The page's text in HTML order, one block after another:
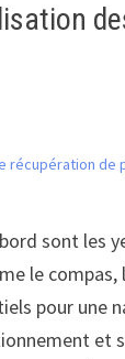
récupération de
sont les
le compas,
pour une
et